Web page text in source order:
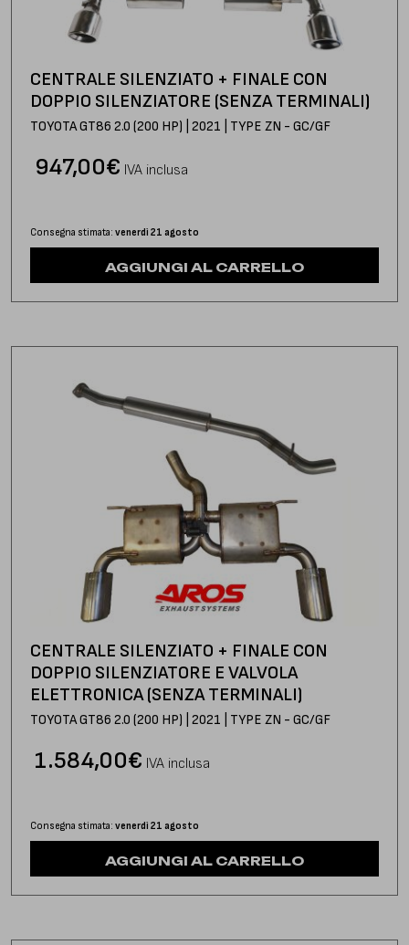
CENTRALE SILENZIATO + FINALE CON
DOPPIO SILENZIATORE (SENZA TERMINALI)
TOYOTA GT86 2.0 (200 HP) | 2021 | TYPE ZN - GC/GF
€
947,00 IVA inclusa
Consegna stimata: venerdì 21 agosto
AGGIUNGI AL CARRELLO
CENTRALE SILENZIATO + FINALE CON
DOPPIO SILENZIATORE E VALVOLA
ELETTRONICA (SENZA TERMINALI)
TOYOTA GT86 2.0 (200 HP) | 2021 | TYPE ZN - GC/GF
€
1.584,00 IVA inclusa
Consegna stimata: venerdì 21 agosto
AGGIUNGI AL CARRELLO